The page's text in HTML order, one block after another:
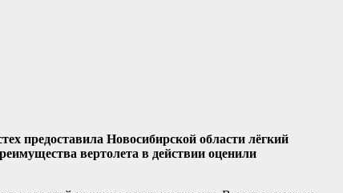
предоставила Новосибирской области лёгкий
вертолета в действии оценили